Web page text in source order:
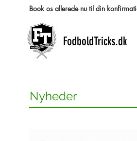
Book os allerede nu til din
FodboldTricks.dk
Nyheder